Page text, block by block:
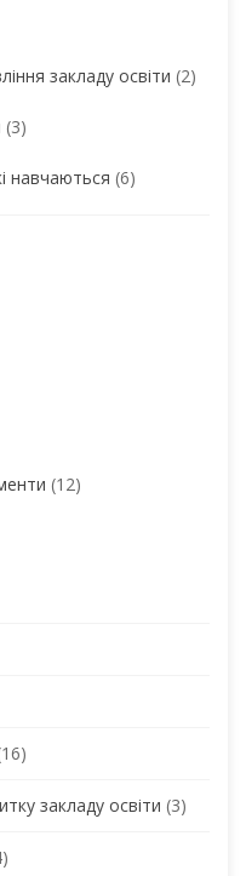
закладу освіти (2)
(3)
навчаються (6)
(12)
закладу освіти (3)